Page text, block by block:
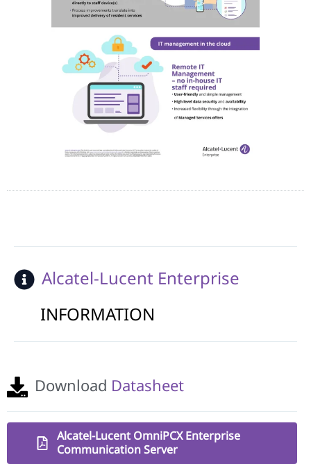
Alcatel-Lucent Enterprise
INFORMATION
Download Datasheet
Alcatel-Lucent OmniPCX Enterprise
Communication Server